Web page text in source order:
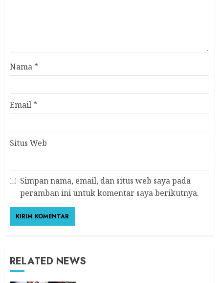
Nama *
Email *
Situs Web
Simpan nama, email, dan situs web saya pada
peramban ini untuk komentar saya berikutnya.
RELATED NEWS